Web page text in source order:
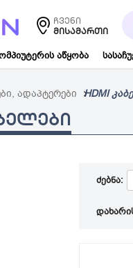
ჩვენი
ᲛᲘᲡᲐᲛᲐᲠᲗᲘ
აწყობა
ადაპტერები HDMI
ძებნა: